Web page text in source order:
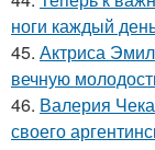
ноги каждый
45. Актриса
вечную
46. Валерия
своего